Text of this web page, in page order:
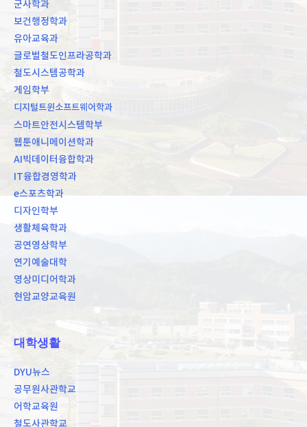
군사학과
보건행정학과
유아교육과
글로벌철도인프라공학과
철도시스템공학과
게임학부
디지털트윈소프트웨어학과
스마트안전시스템학부
웹툰애니메이션학과
AI빅데이터융합학과
IT융합경영학과
e스포츠학과
디자인학부
생활체육학과
공연영상학부
연기예술대학
영상미디어학과
현암교양교육원
대학생활
DYU뉴스
공무원사관학교
어학교육원
철도사관학교